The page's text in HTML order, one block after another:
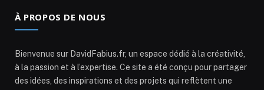
À PROPOS DE NOUS
Bienvenue sur DavidFabius.fr, un espace dédié à la créativité,
à la passion et à l’expertise. Ce site a été conçu pour partager
des idées, des inspirations et des projets qui reflètent une